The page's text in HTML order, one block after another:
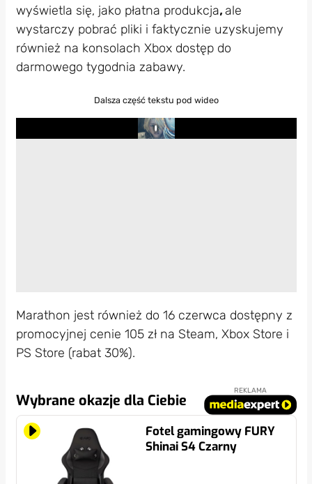
wyświetla się, jako płatna produkcja,ale
wystarczy pobrać pliki i faktycznie uzyskujemy
również na konsolach Xbox dostęp do
darmowego tygodnia zabawy.
Dalsza część tekstu pod wideo
Play
Marathon jest również do 16 czerwca dostępny z
promocyjnej cenie 105 zł na Steam, Xbox Store i
PS Store (rabat 30%).
Wybrane okazje dla Ciebie
REKLAMA
Fotel gamingowy FURY
Shinai S4 Czarny